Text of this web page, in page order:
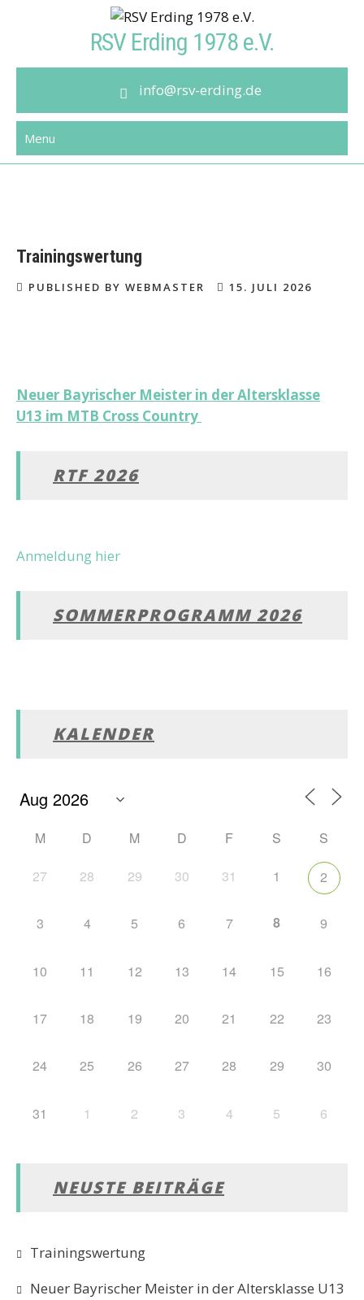
RSV Erding 1978 e.V.
info@rsv-erding.de
Menu
Trainingswertung
PUBLISHED BY WEBMASTER 15. JULI 2026
Beitragsnavigation
Neuer Bayrischer Meister in der Altersklasse
U13 im MTB Cross Country
RTF 2026
Anmeldung hier
SOMMERPROGRAMM 2026
KALENDER
M D M D F S S
27 28 29 30 31 1 2
3 4 5 6 7 8 9
10 11 12 13 14 15 16
17 18 19 20 21 22 23
24 25 26 27 28 29 30
31 1 2 3 4 5 6
NEUSTE BEITRÄGE
Trainingswertung
Neuer Bayrischer Meister in der Altersklasse U13